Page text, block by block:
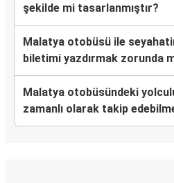
Uşak
Edremit
Güroymak
şekilde mi tasarlanmıştır?
Malatya otobüsü ile
biletimi yazdırmak zorunda
Malatya otobüsündeki
zamanlı olarak takip